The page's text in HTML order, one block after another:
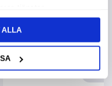
ALLA
i favoriter